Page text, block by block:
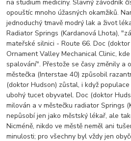
na studium medicíny. Slavný závodník
opouštíc mnoho úžasných okamžiků.
jednoduchý tmavě modrý lak a život
Radiator Springs (Kardanová Lhota),
mateřské silnici - Route 66. Doc
Ornament Valley Mechanical Clinic,
spalování". Přestože se časy změnily a
městečka (Interstae 40) způsobil
(doktor Hudson) zůstal, i když
ubohý tucet obyvatel. Doc (doktor
milován a v městečku radiator Springs
nepůsobí jen jako městský lékař, ale
Nicméně, nikdo ve městě neměl ani
minulosti; pro všechny byl vždy jen